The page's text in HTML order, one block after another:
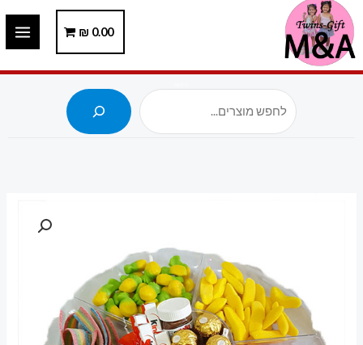
דילוג
לתוכן
0.00
₪